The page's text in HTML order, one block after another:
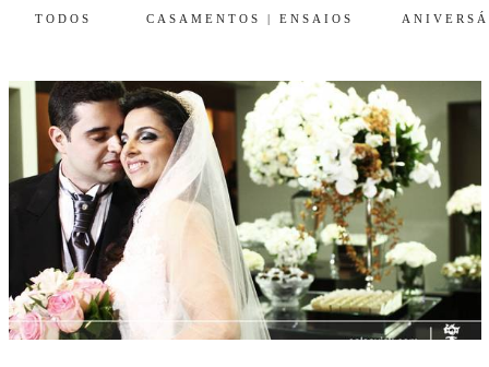
TODOS CASAMENTOS | ENSAIOS